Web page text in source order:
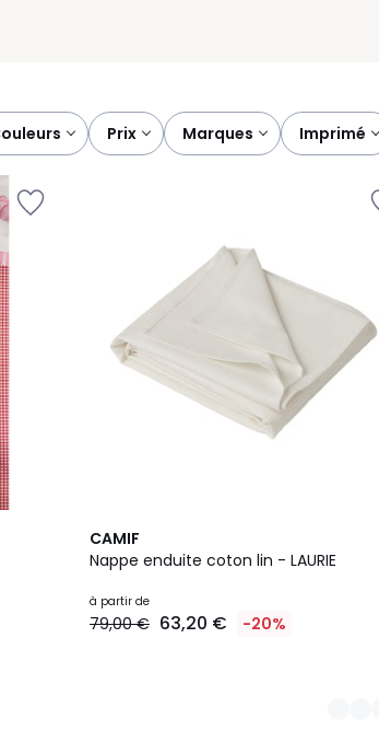
couleurs prix marques imprimé
CAMIF
Nappe enduite coton lin - LAURIE
à partir de
79,00 € 63,20 € -20%
2
Couleurs